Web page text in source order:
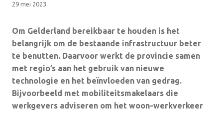
29 mei 2023
Om Gelderland bereikbaar te houden is het
belangrijk om de bestaande infrastructuur beter
te benutten. Daarvoor werkt de provincie samen
met regio’s aan het gebruik van nieuwe
technologie en het beïnvloeden van gedrag.
Bijvoorbeeld met mobiliteitsmakelaars die
werkgevers adviseren om het woon-werkverkeer